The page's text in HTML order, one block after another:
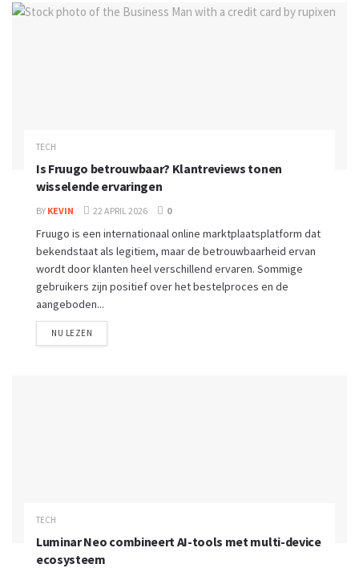
TECH
Is Fruugo betrouwbaar? Klantreviews tonen
wisselende ervaringen
BY KEVIN 22 APRIL 2026 0
Fruugo is een internationaal online marktplaatsplatform dat
bekendstaat als legitiem, maar de betrouwbaarheid ervan
wordt door klanten heel verschillend ervaren. Sommige
gebruikers zijn positief over het bestelproces en de
aangeboden...
NU LEZEN
TECH
Luminar Neo combineert AI-tools met multi-device
ecosysteem